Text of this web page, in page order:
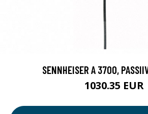
SENNHEISER A 3700,
1030.35 EUR